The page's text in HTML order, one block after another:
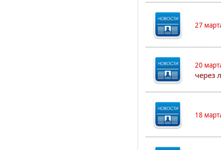
27
20
через
18